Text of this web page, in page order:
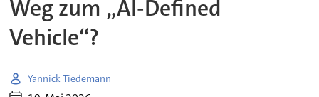
Weg zum „AI-Defined
Vehicle“?
Yannick Tiedemann